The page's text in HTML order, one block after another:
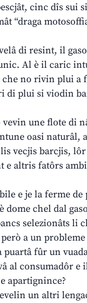
cinc dîs sui
“draga
di resint, il
Al è il caric
no rivin plui a
di plui si viodin
une flote di
oasi
vecjis barcjis, lôr
altris fatôrs
e je la ferme de
dome chel dal
selezionâts li
a un
fûr un
al consumadôr
apartignince?
un altri